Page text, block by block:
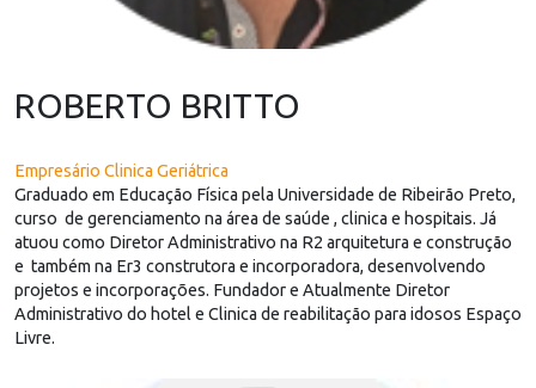
ROBERTO BRITTO
Empresário Clinica Geriátrica
Graduado em Educação Física pela Universidade de Ribeirão Preto,
curso de gerenciamento na área de saúde , clinica e hospitais. Já
atuou como Diretor Administrativo na R2 arquitetura e construção
e também na Er3 construtora e incorporadora, desenvolvendo
projetos e incorporações. Fundador e Atualmente Diretor
Administrativo do hotel e Clinica de reabilitação para idosos Espaço
Livre.